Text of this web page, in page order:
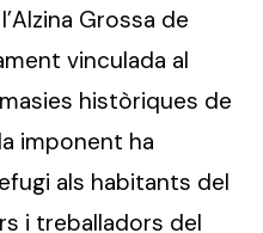
Grossa de
vinculada al
històriques de
imponent ha
als habitants del
i treballadors del